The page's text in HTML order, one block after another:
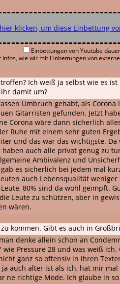
klicken, um diese Einbettung
Einbettungen von Youtube
Infos, wie wir mit Einbettungen von
Ich weiß ja selbst wie es
damit um?
Umbruch gehabt, als
Gitarristen gefunden. Jetzt
Corona wäre dann sicherlich
Ruhe mit einem sehr guten
und das war das wichtigste.
auch alle privat genug zu
Ambivalenz und
es sicherlich bei jedem mal
auch Lebensqualität
80% sind da wohl
Leute zu schützen, aber in
wären.
kommen. Gibt es auch in
denke allein schon an
Pressure 28 und was weiß
ganz so offensiv in ihren
auch älter ist als ich, hat mir
ne richtige Mode. Ich glaube in